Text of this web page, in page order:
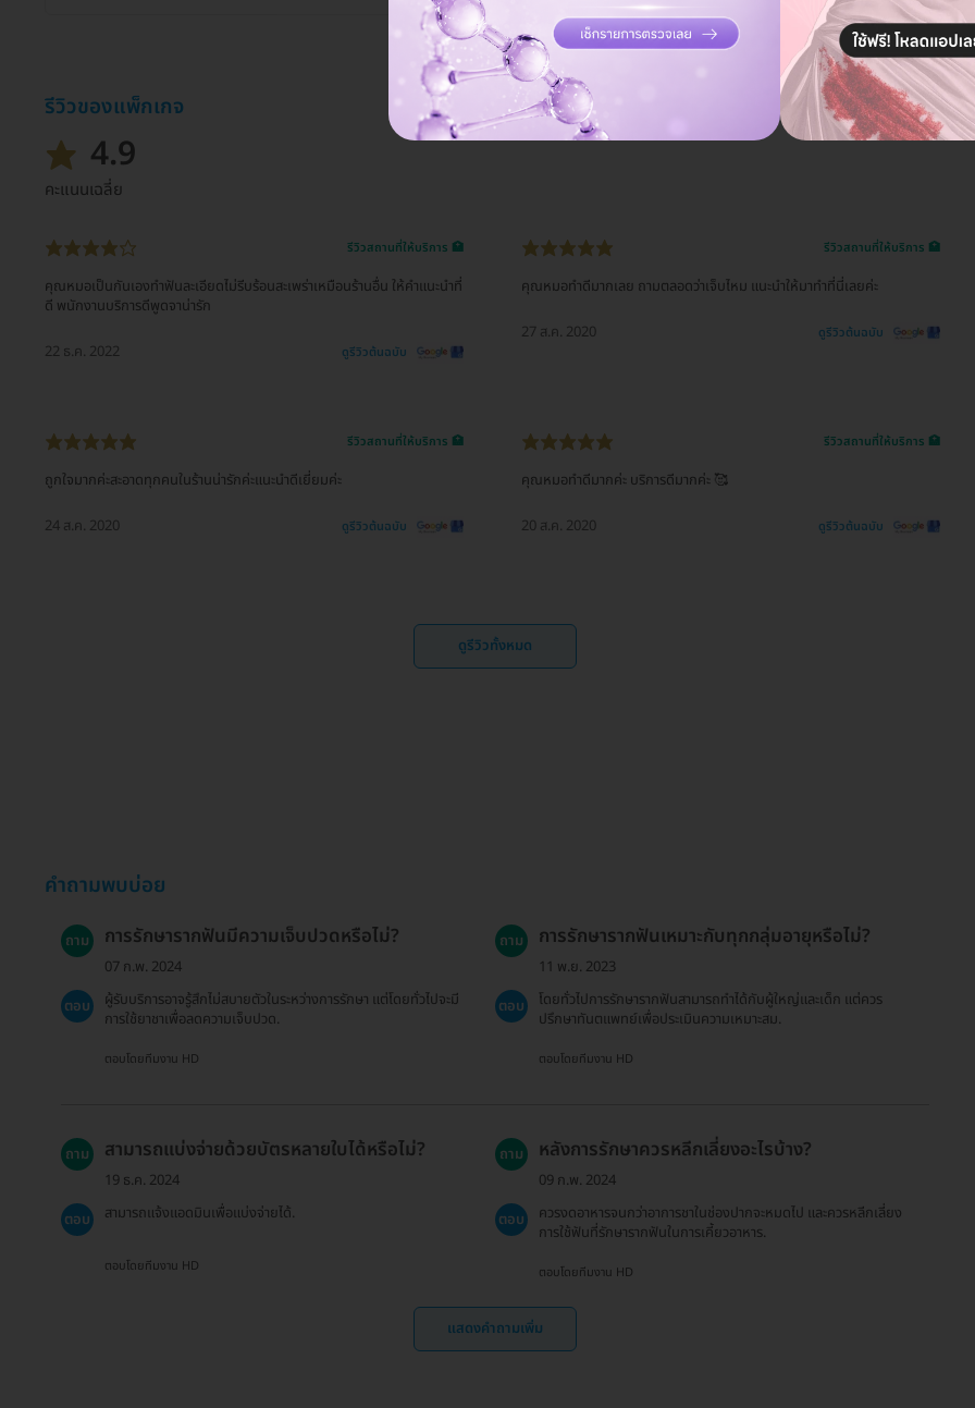
รีวิวของแพ็กเกจ
4.9
คะแนนเฉลี่ย
รีวิวสถานที่ให้บริการ 🏥
คุณหมอเป็นกันเองทำฟันละเอียดไม่รีบร้อนสะเพร่าเหมือนร้านอื่น ให้คำแนะนำที่
ดี พนักงานบริการดีพูดจาน่ารัก
22 ธ.ค. 2022 ดูรีวิวต้นฉบับ
รีวิวสถานที่ให้บริการ 🏥
คุณหมอทำดีมากเลย ถามตลอดว่าเจ็บไหม แนะนำให้มาทำที่นี่เลยค่ะ
27 ส.ค. 2020 ดูรีวิวต้นฉบับ
รีวิวสถานที่ให้บริการ 🏥
ถูกใจมากค่ะสะอาดทุกคนในร้านน่ารักค่ะแนะนำดีเยี่ยมค่ะ
24 ส.ค. 2020 ดูรีวิวต้นฉบับ
รีวิวสถานที่ให้บริการ 🏥
คุณหมอทำดีมากค่ะ บริการดีมากค่ะ 🥰
20 ส.ค. 2020 ดูรีวิวต้นฉบับ
ดูรีวิวทั้งหมด
คำถามพบบ่อย
ถาม การรักษารากฟันมีความเจ็บปวดหรือไม่?
07 ก.พ. 2024
ตอบ
ผู้รับบริการอาจรู้สึกไม่สบายตัวในระหว่างการรักษา แต่โดยทั่วไปจะมี
การใช้ยาชาเพื่อลดความเจ็บปวด.
ตอบโดยทีมงาน HD
ถาม การรักษารากฟันเหมาะกับทุกกลุ่มอายุหรือไม่?
11 พ.ย. 2023
ตอบ
โดยทั่วไปการรักษารากฟันสามารถทำได้กับผู้ใหญ่และเด็ก แต่ควร
ปรึกษาทันตแพทย์เพื่อประเมินความเหมาะสม.
ตอบโดยทีมงาน HD
ถาม สามารถแบ่งจ่ายด้วยบัตรหลายใบได้หรือไม่?
19 ธ.ค. 2024
ตอบ
สามารถแจ้งแอดมินเพื่อแบ่งจ่ายได้.
ตอบโดยทีมงาน HD
ถาม หลังการรักษาควรหลีกเลี่ยงอะไรบ้าง?
09 ก.พ. 2024
ตอบ
ควรงดอาหารจนกว่าอาการชาในช่องปากจะหมดไป และควรหลีกเลี่ยง
การใช้ฟันที่รักษารากฟันในการเคี้ยวอาหาร.
ตอบโดยทีมงาน HD
แสดงคำถามเพิ่ม